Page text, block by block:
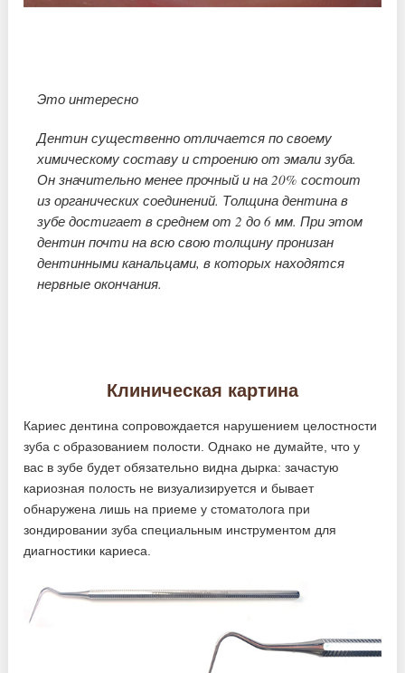
Это интересно
Дентин существенно отличается по своему
химическому составу и строению от эмали зуба.
Он значительно менее прочный и на 20% состоит
из органических соединений. Толщина дентина в
зубе достигает в среднем от 2 до 6 мм. При этом
дентин почти на всю свою толщину пронизан
дентинными канальцами, в которых находятся
нервные окончания.
Клиническая картина
Кариес дентина сопровождается нарушением целостности
зуба с образованием полости. Однако не думайте, что у
вас в зубе будет обязательно видна дырка: зачастую
кариозная полость не визуализируется и бывает
обнаружена лишь на приеме у стоматолога при
зондировании зуба специальным инструментом для
диагностики кариеса.